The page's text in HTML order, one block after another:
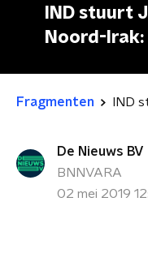
IND stuurt
Noord-Irak:
Fragmenten
De Nieuws BV
BNNVARA
02 mei 2019